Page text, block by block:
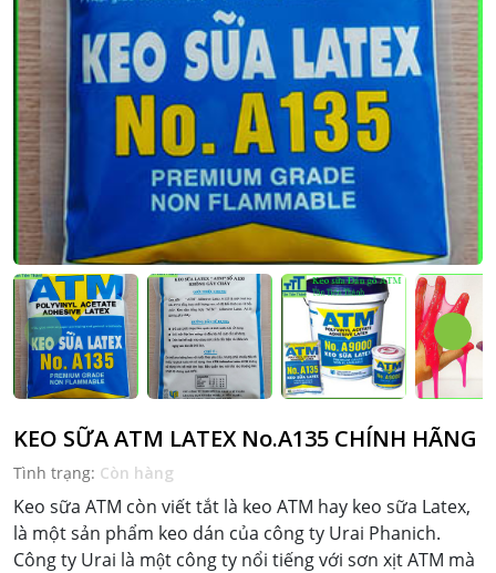
KEO SỮA ATM LATEX No.A135 CHÍNH HÃNG
Tình trạng: Còn hàng
Keo sữa ATM còn viết tắt là keo ATM hay keo sữa Latex,
là một sản phẩm keo dán của công ty Urai Phanich.
Công ty Urai là một công ty nổi tiếng với sơn xịt ATM mà